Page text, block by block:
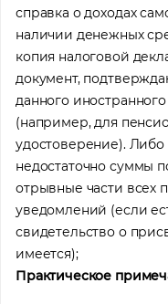
справка о доходах
наличии денежных
копия налоговой
документ,
данного
(например, для
удостоверение).
недостаточно суммы
отрывные части всех
уведомлений (если
свидетельство о
имеется);
Практическое